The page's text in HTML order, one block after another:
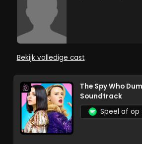
Bekijk volledige cast
The Spy Who
Soundtrack
Speel af op